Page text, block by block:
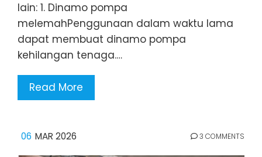
lain: 1. Dinamo pompa
melemahPenggunaan dalam waktu lama
dapat membuat dinamo pompa
kehilangan tenaga.…
Read More
06 MAR 2026 3 COMMENTS